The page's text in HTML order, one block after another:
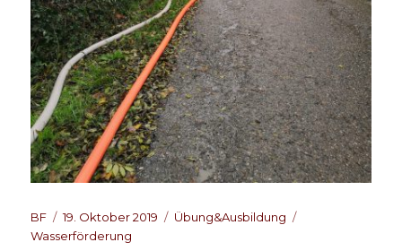
Autor
BF
Veröffentlicht
am
19. Oktober 2019 Kategorien
Übung&Ausbildung
Wasserförderung